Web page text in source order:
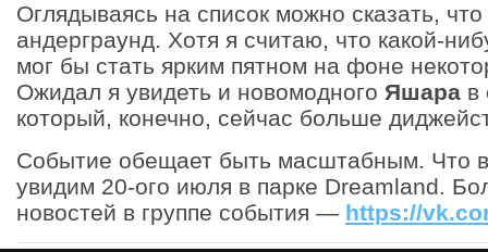
Оглядываясь на список можно сказать,
андерграунд. Хотя я считаю, что какой-
мог бы стать ярким пятном на фоне
Ожидал я увидеть и новомодного Яшара в
который, конечно, сейчас больше
Событие обещает быть масштабным. Что
увидим 20-ого июля в парке Dreamland.
новостей в группе события — https://